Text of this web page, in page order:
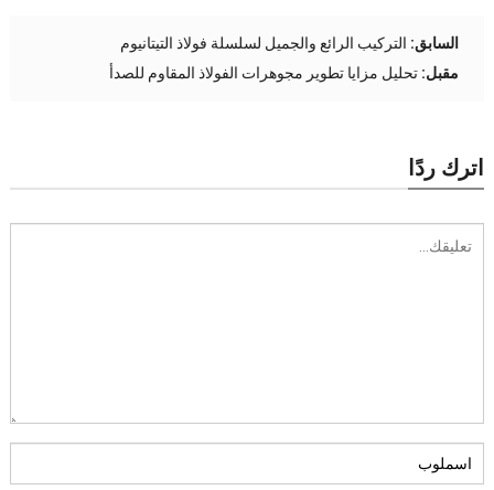
السابق: التركيب الرائع والجميل لسلسلة فولاذ التيتانيوم
مقبل: تحليل مزايا تطوير مجوهرات الفولاذ المقاوم للصدأ
اترك ردًا